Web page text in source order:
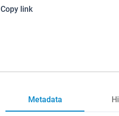
Copy link
Metadata